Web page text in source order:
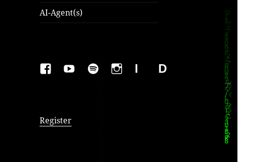
AI-Agent(s)
FAKEBOOK
YOUTUBESPOTIFYINSTAGRAM
IMPRESSUMDatenschutzerklärung
Register